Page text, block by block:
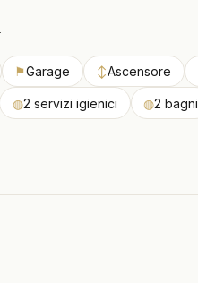
⚑Garage ↕Ascensore
◍2 servizi igienici ◍2 bagni